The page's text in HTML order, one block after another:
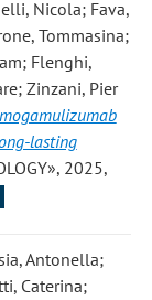
Nicola; Fava,
Tommasina;
Flenghi,
Zinzani, Pier
lasting
2025,
Antonella;
Caterina;